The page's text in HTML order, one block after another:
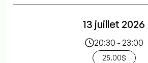
13 juillet 2026
20:30 - 23:00
25.00$